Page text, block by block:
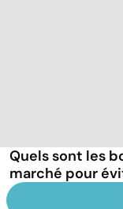
Quels sont les
marché pour